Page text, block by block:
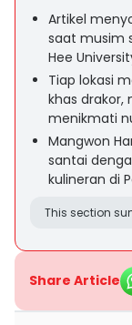
Artikel
saat musim
Hee
Tiap lokasi
khas
menikmati
Mangwon
santai
kulineran di
This section
Share Article